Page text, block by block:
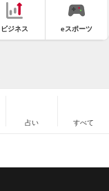
ビジネス eスポーツ
占い すべて